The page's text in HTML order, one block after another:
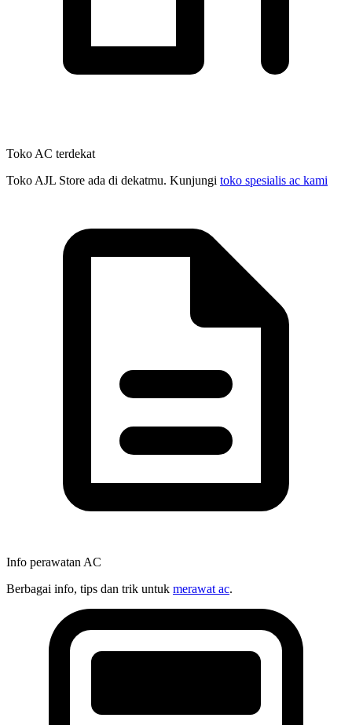
Toko AC terdekat
Toko AJL Store ada di dekatmu. Kunjungi toko spesialis ac kami
Info perawatan AC
Berbagai info, tips dan trik untuk merawat ac.